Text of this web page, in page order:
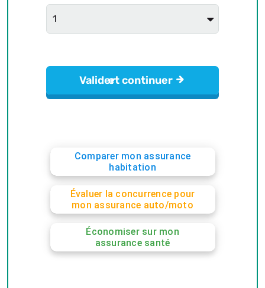
Comparer mon assurance
habitation
Évaluer la concurrence pour
mon assurance auto/moto
Économiser sur mon
assurance santé